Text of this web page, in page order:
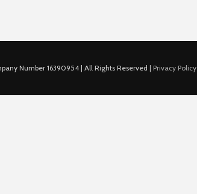
Number 16390954 | All Rights Reserved | Privacy Policy